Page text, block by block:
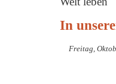
In
Freitag,